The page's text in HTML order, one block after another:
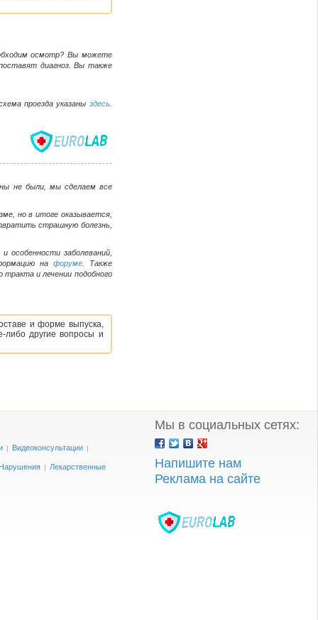
осмотр? Вы можете
диагноз. Вы также
проезда указаны здесь
не были, мы сделаем все
но в итоге оказывается,
страшную болезнь,
заболеваний,
на форуме. Также
и лечении подобного
и форме выпуска,
другие вопросы и
| Видеоконсультации |
Нарушения | Лекарственные
Мы в социальных сетях:
Напишите нам
Реклама на сайте